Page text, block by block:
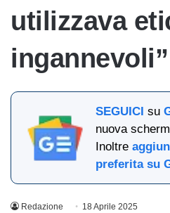
utilizzava
ingannevoli”
SEGUICI su
nuova
Inoltre
preferita su
Redazione 18 Aprile 2025